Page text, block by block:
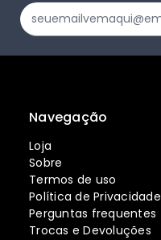
Navegação
Loja
Sobre
Termos de uso
Política de Privacidade
Perguntas frequentes
Trocas e Devoluções